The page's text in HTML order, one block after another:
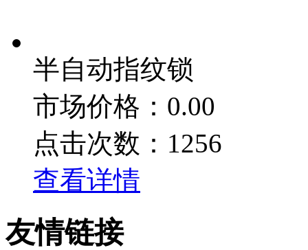
半自动指纹锁
市场价格：0.00
点击次数：1256
查看详情
友情链接